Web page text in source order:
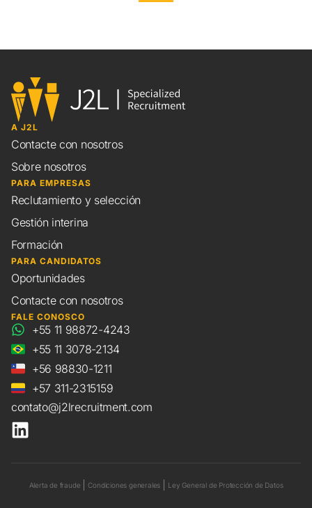
A J2L
Contacte con nosotros
Sobre nosotros
PARA EMPRESAS
Reclutamiento y selección
Gestión interina
Formación
PARA CANDIDATOS
Oportunidades
Contacte con nosotros
FALE CONOSCO
+55 11 98872-4243
+55 11 3078-2134
+56 98830-1211
+57 311-2315159
contato@j2lrecruitment.com
Alerta de fraude Condiciones generales Ley General de Protección de Datos